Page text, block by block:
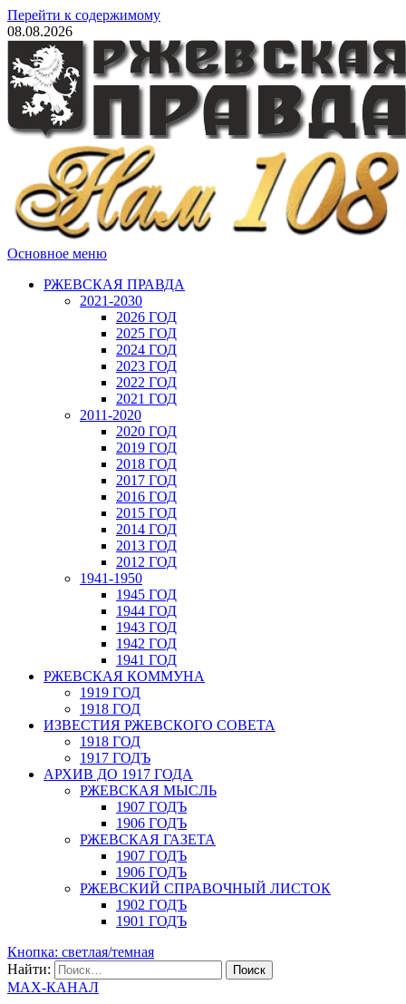
Перейти к содержимому
08.08.2026
Основное меню
РЖЕВСКАЯ ПРАВДА
2021-2030
2026 ГОД
2025 ГОД
2024 ГОД
2023 ГОД
2022 ГОД
2021 ГОД
2011-2020
2020 ГОД
2019 ГОД
2018 ГОД
2017 ГОД
2016 ГОД
2015 ГОД
2014 ГОД
2013 ГОД
2012 ГОД
1941-1950
1945 ГОД
1944 ГОД
1943 ГОД
1942 ГОД
1941 ГОД
РЖЕВСКАЯ КОММУНА
1919 ГОД
1918 ГОД
ИЗВЕСТИЯ РЖЕВСКОГО СОВЕТА
1918 ГОД
1917 ГОДЪ
АРХИВ ДО 1917 ГОДА
РЖЕВСКАЯ МЫСЛЬ
1907 ГОДЪ
1906 ГОДЪ
РЖЕВСКАЯ ГАЗЕТА
1907 ГОДЪ
1906 ГОДЪ
РЖЕВСКИЙ СПРАВОЧНЫЙ ЛИСТОК
1902 ГОДЪ
1901 ГОДЪ
Кнопка: светлая/темная
Найти:
MAX-КАНАЛ